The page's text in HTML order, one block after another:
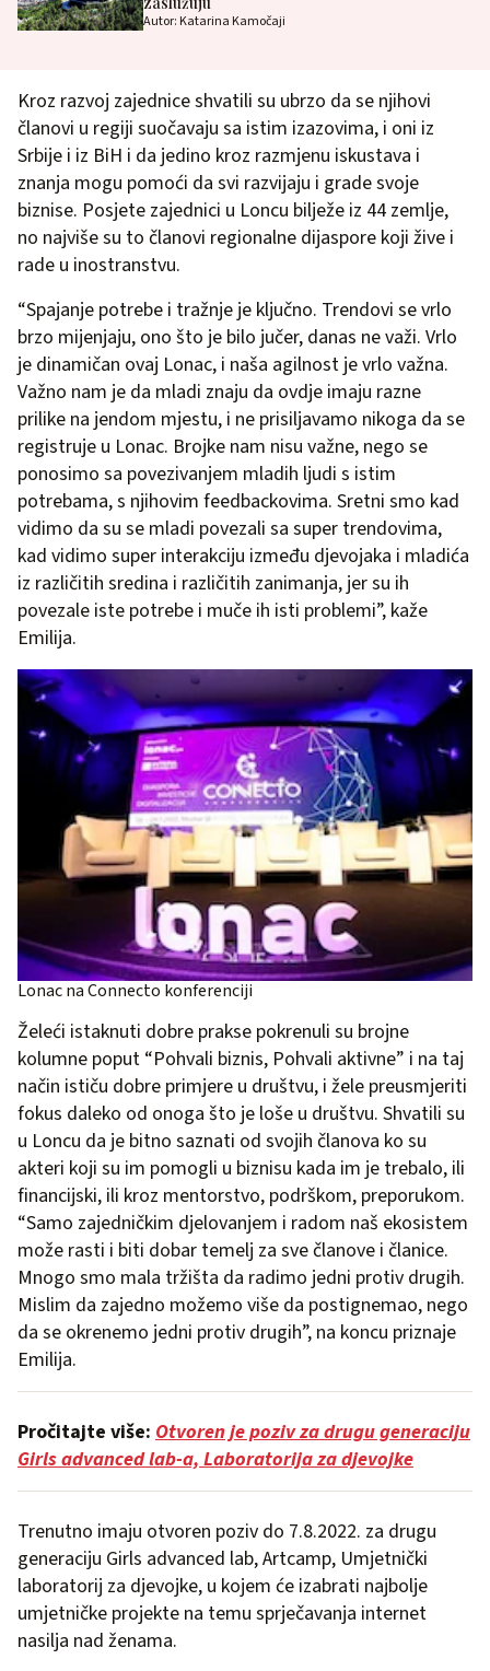
Autor: Katarina Kamočaji
Kroz razvoj zajednice shvatili su ubrzo da se njihovi
članovi u regiji suočavaju sa istim izazovima, i oni iz
Srbije i iz BiH i da jedino kroz razmjenu iskustava i
znanja mogu pomoći da svi razvijaju i grade svoje
biznise. Posjete zajednici u Loncu bilježe iz 44 zemlje,
no najviše su to članovi regionalne dijaspore koji žive i
rade u inostranstvu.
“Spajanje potrebe i tražnje je ključno. Trendovi se vrlo
brzo mijenjaju, ono što je bilo jučer, danas ne važi. Vrlo
je dinamičan ovaj Lonac, i naša agilnost je vrlo važna.
Važno nam je da mladi znaju da ovdje imaju razne
prilike na jendom mjestu, i ne prisiljavamo nikoga da se
registruje u Lonac. Brojke nam nisu važne, nego se
ponosimo sa povezivanjem mladih ljudi s istim
potrebama, s njihovim feedbackovima. Sretni smo kad
vidimo da su se mladi povezali sa super trendovima,
kad vidimo super interakciju između djevojaka i mladića
iz različitih sredina i različitih zanimanja, jer su ih
povezale iste potrebe i muče ih isti problemi”, kaže
Emilija.
Lonac na Connecto konferenciji
Želeći istaknuti dobre prakse pokrenuli su brojne
kolumne poput “Pohvali biznis, Pohvali aktivne” i na taj
način ističu dobre primjere u društvu, i žele preusmjeriti
fokus daleko od onoga što je loše u društvu. Shvatili su
u Loncu da je bitno saznati od svojih članova ko su
akteri koji su im pomogli u biznisu kada im je trebalo, ili
financijski, ili kroz mentorstvo, podrškom, preporukom.
“Samo zajedničkim djelovanjem i radom naš ekosistem
može rasti i biti dobar temelj za sve članove i članice.
Mnogo smo mala tržišta da radimo jedni protiv drugih.
Mislim da zajedno možemo više da postignemao, nego
da se okrenemo jedni protiv drugih”, na koncu priznaje
Emilija.
Pročitajte više: Otvoren je poziv za drugu generaciju
Girls advanced lab-a, Laboratorija za djevojke
Trenutno imaju otvoren poziv do 7.8.2022. za drugu
generaciju Girls advanced lab, Artcamp, Umjetnički
laboratorij za djevojke, u kojem će izabrati najbolje
umjetničke projekte na temu sprječavanja internet
nasilja nad ženama.